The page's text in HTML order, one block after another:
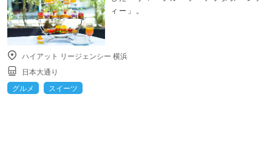
ィー」。
ハイアット リージェンシー 横浜
日本大通り
グルメ
スイーツ